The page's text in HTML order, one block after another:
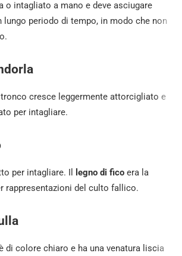
o intagliato a mano e deve asciugare
lungo periodo di tempo, in modo che non
cresce leggermente attorcigliato e
per intagliare.
per intagliare. Il legno di fico era la
rappresentazioni del culto fallico.
di colore chiaro e ha una venatura liscia